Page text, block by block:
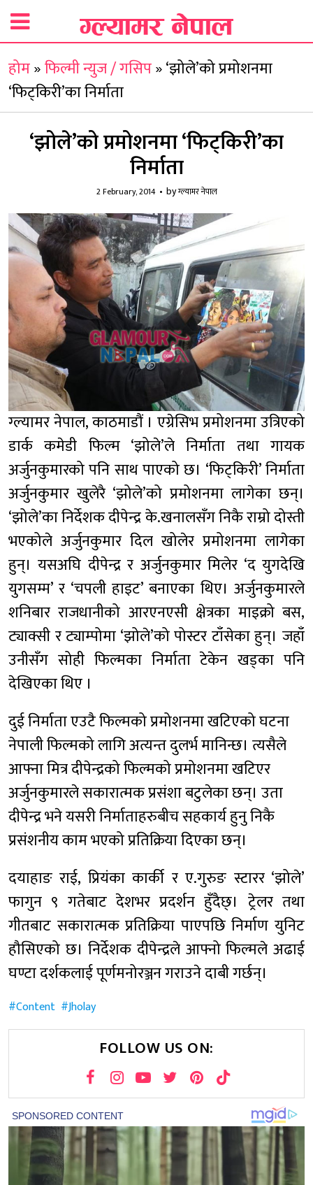
होम»फिल्मी न्युज / गसिप»‘झोले’को प्रमोशनमा
‘फिट्किरी’का निर्माता
‘झोले’को प्रमोशनमा ‘फिट्किरी’का
निर्माता
2 February, 2014 byग्ल्यामर नेपाल
ग्ल्यामर नेपाल, काठमाडौं । एग्रेसिभ प्रमोशनमा उत्रिएको
डार्क कमेडी फिल्म ‘झोले’ले निर्माता तथा गायक
अर्जुनकुमारको पनि साथ पाएको छ। ‘फिट्किरी’ निर्माता
अर्जुनकुमार खुलेरै ‘झोले’को प्रमोशनमा लागेका छन्।
‘झोले’का निर्देशक दीपेन्द्र के.खनालसँग निकै राम्रो दोस्ती
भएकोले अर्जुनकुमार दिल खोलेर प्रमोशनमा लागेका
हुन्। यसअघि दीपेन्द्र र अर्जुनकुमार मिलेर ‘द युगदेखि
युगसम्म’ र ‘चपली हाइट’ बनाएका थिए। अर्जुनकुमारले
शनिबार राजधानीको आरएनएसी क्षेत्रका माइक्रो बस,
ट्याक्सी र ट्याम्पोमा ‘झोले’को पोस्टर टाँसेका हुन्। जहाँ
उनीसँग सोही फिल्मका निर्माता टेकेन खड्का पनि
देखिएका थिए ।
दुई निर्माता एउटै फिल्मको प्रमोशनमा खटिएको घटना
नेपाली फिल्मको लागि अत्यन्त दुलर्भ मानिन्छ। त्यसैले
आफ्ना मित्र दीपेन्द्रको फिल्मको प्रमोशनमा खटिएर
अर्जुनकुमारले सकारात्मक प्रसंशा बटुलेका छन्। उता
दीपेन्द्र भने यसरी निर्माताहरुबीच सहकार्य हुनु निकै
प्रसंशनीय काम भएको प्रतिक्रिया दिएका छन्।
दयाहाङ राई, प्रियंका कार्की र ए.गुरुङ स्टारर ‘झोले’
फागुन ९ गतेबाट देशभर प्रदर्शन हुँदैछ्। ट्रेलर तथा
गीतबाट सकारात्मक प्रतिक्रिया पाएपछि निर्माण युनिट
हौसिएको छ। निर्देशक दीपेन्द्रले आफ्नो फिल्मले अढाई
घण्टा दर्शकलाई पूर्णमनोरञ्जन गराउने दाबी गर्छन्।
Content Jholay
FOLLOW US ON: